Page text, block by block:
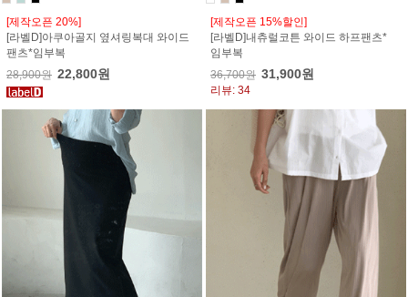
[제작오픈 20%]
[라벨D]아쿠아골지 옆셔링복대 와이드
팬츠*임부복
28,900원 22,800원
[제작오픈 15%할인]
[라벨D]내츄럴코튼 와이드 하프팬츠*
임부복
36,700원 31,900원
리뷰: 34